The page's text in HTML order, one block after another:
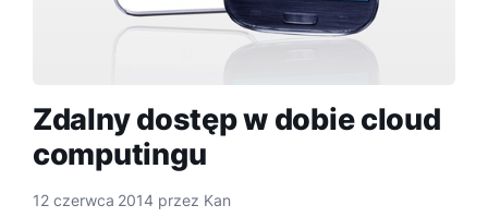
Zdalny dostęp w dobie cloud
computingu
12 czerwca 2014 przez Kan